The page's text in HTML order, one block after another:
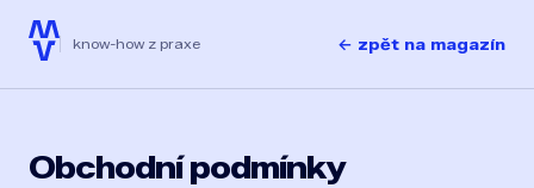
know-how z praxe ← zpět na magazín
Obchodní podmínky